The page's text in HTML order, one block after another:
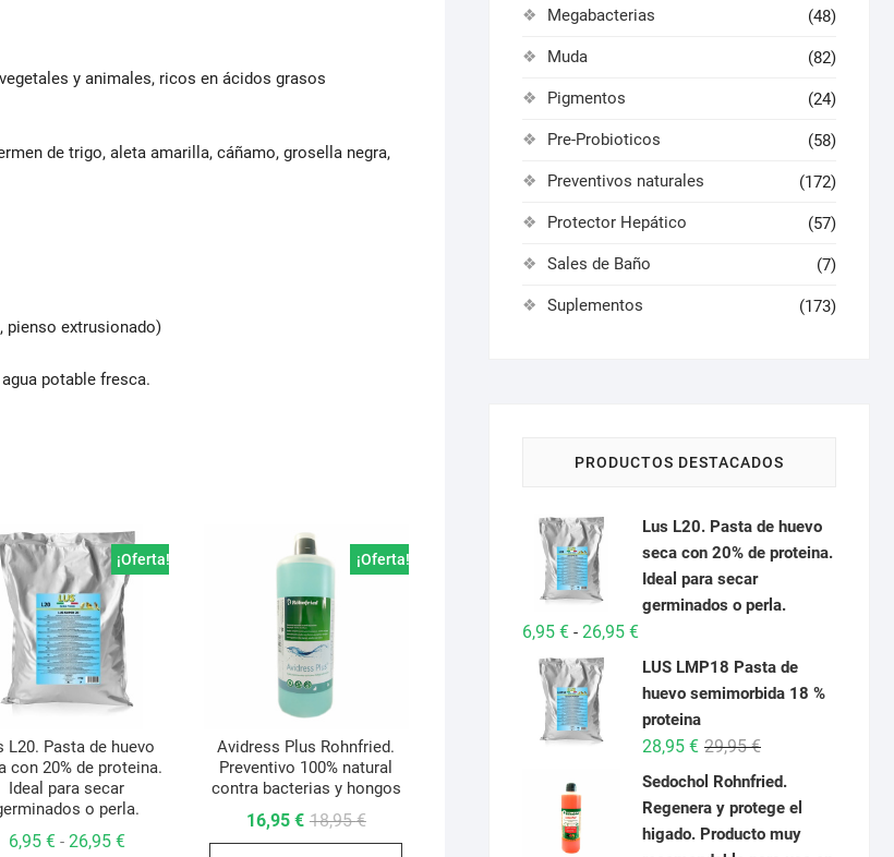
y animales, ricos en ácidos grasos
de trigo, aleta amarilla, cáñamo, grosella negra,
pienso extrusionado)
potable fresca.
¡Oferta!
L20. Pasta de huevo
con 20% de proteina.
Ideal para secar
o perla.
6,95 € - 26,95 €Rango
¡Oferta!
Avidress Plus Rohnfried.
Preventivo 100% natural
contra bacterias y hongos
18,95€El
16,95 €
El
Megabacterias (48)
Muda (82)
Pigmentos (24)
Pre-Probioticos (58)
Preventivos naturales (172)
Protector Hepático (57)
Sales de Baño (7)
Suplementos (173)
PRODUCTOS DESTACADOS
Lus L20. Pasta de huevo
seca con 20% de proteina.
Ideal para secar
germinados o perla.
6,95 € - 26,95 €Rango
de
precios:
desde
6,95 €
hasta
26,95 €
LUS LMP18 Pasta de
huevo semimorbida 18 %
proteina
29,95€El
precio
original
era:
29,95 €.
28,95 €
El
precio
actual
es:
28,95 €.
Sedochol Rohnfried.
Regenera y protege el
higado. Producto muy